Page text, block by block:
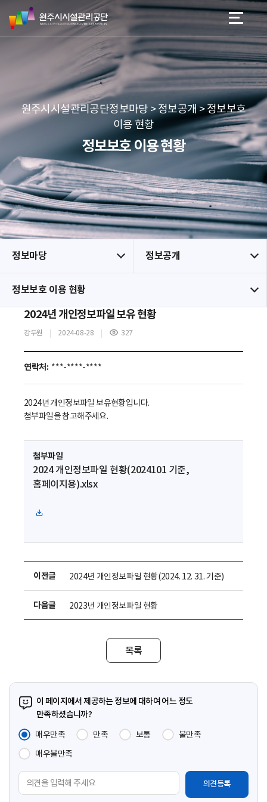
네
본문 바로가기
메뉴 바로가기
원
주
시
리
공
단
원주시시설관리공단정보마당 > 정보공개 > 정보보호
이용 현황
정보보호 이용 현황
정보마당 정보공개
정보보호 이용 현황
2024년 개인정보파일 보유 현황
강두원 2024-08-28
조
327
연락처: ***-****-****
2024년 개인정보파일 보유현황입니다.
첨부파일을 참고해주세요.
첨부파일
2024 개인정보파일 현황(2024101 기준,
홈페이지용).xlsx
파
다
로
이전글 2024년 개인정보파일 현황(2024. 12. 31. 기준)
다음글 2023년 개인정보파일 현황
목록
이 페이지에서 제공하는 정보에 대하여 어느 정도
만족하셨습니까?
매우만족
만족 보통
불만족
매우불만족
견